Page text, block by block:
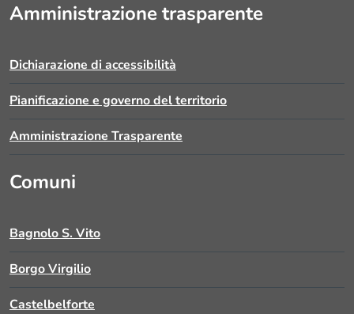
Amministrazione trasparente
Dichiarazione di accessibilità
Pianificazione e governo del territorio
Amministrazione Trasparente
Comuni
Bagnolo S. Vito
Borgo Virgilio
Castelbelforte